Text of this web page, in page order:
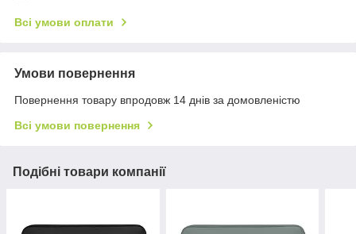
Всі умови оплати
Умови повернення
Повернення товару впродовж 14 днів за домовленістю
Всі умови повернення
Подібні товари компанії